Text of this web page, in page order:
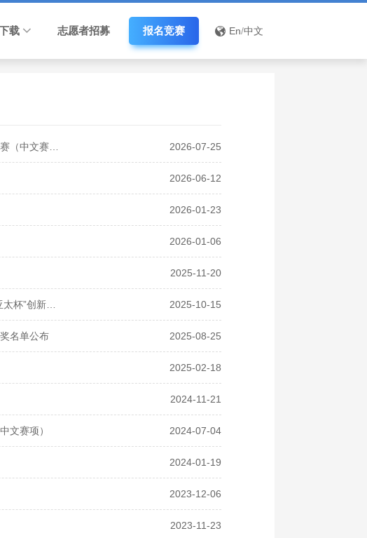
载 志愿者招募 报名竞赛 En/中文
2026-07-25
2026-06-12
2026-01-23
2026-01-06
2025-11-20
2025-10-15
名单公布 2025-08-25
2025-02-18
2024-11-21
文赛项） 2024-07-04
2024-01-19
2023-12-06
2023-11-23